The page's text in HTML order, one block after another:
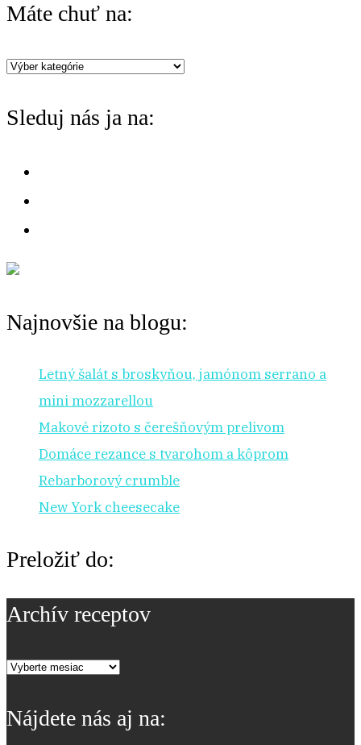
c
f
o
Máte chuť na:
Máte
na:
Sleduj nás ja na:
Najnovšie na blogu:
Letný šalát s broskyňou, jamónom serrano a
mini mozzarellou
Makové rizoto s čerešňovým prelivom
Domáce rezance s tvarohom a kôprom
Rebarborový crumble
New York cheesecake
Preložiť do:
Archív receptov
Archív
Nájdete nás aj na: